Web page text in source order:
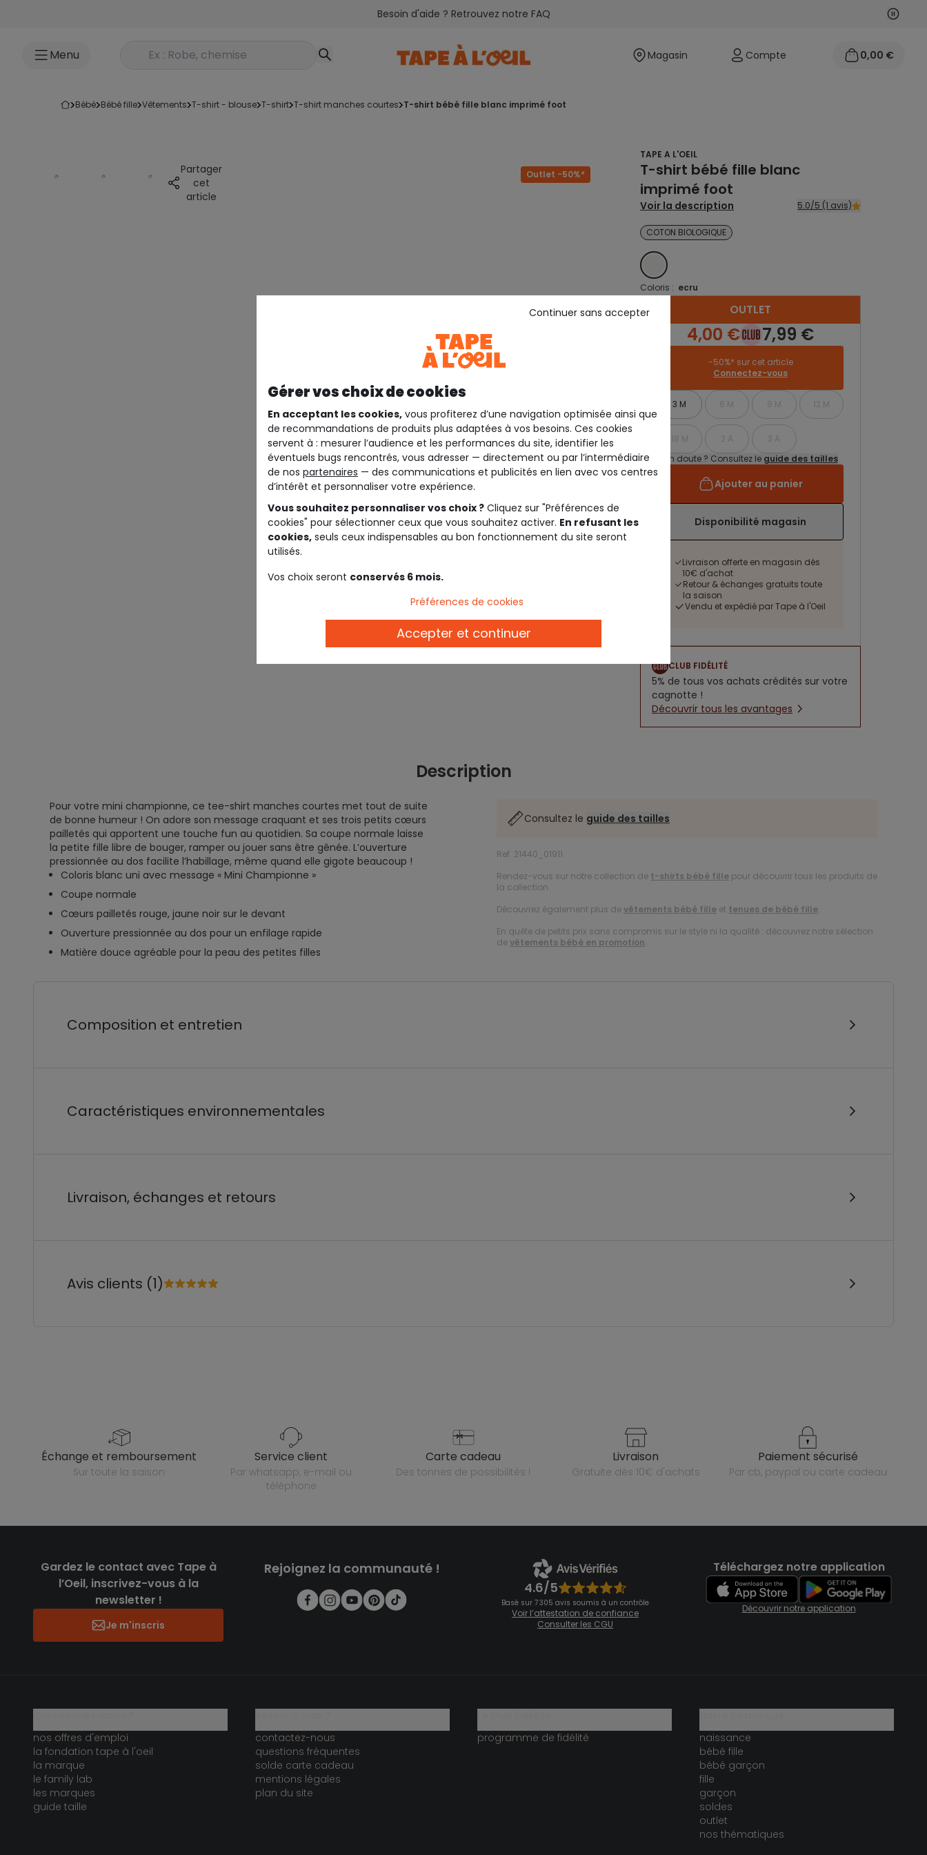
Besoin d'aide ? Retrouvez notre FAQ
Menu Rechercher un produit Magasin Compte 0,00 €
bébé bébé fille vêtements t-shirt - blouse t-shirt t-shirt manches courtes t-shirt bébé fille blanc imprimé foot
Partager
cet
article
Outlet -50%*
TAPE A L'OEIL
T-shirt bébé fille blanc
imprimé foot
Voir la description 5.0/5 (1 avis)
COTON BIOLOGIQUE
ECRU
Coloris : ecru
OUTLET
4,00 € 7,99 €
-50%* sur cet article
Connectez-vous
3 M 6 M 9 M 12 M
18 M 2 A
3 A
Un doute ? Consultez le guide des tailles
Ajouter au panier
Disponibilité magasin
Livraison offerte en magasin dès
10€ d'achat
Retour & échanges gratuits toute
la saison
Vendu et expédié par Tape à l'Oeil
CLUB FIDÉLITÉ
5% de tous vos achats crédités sur votre
cagnotte !
Découvrir tous les avantages
Description
Pour votre mini championne, ce tee-shirt manches courtes met tout de suite
de bonne humeur ! On adore son message craquant et ses trois petits cœurs
pailletés qui apportent une touche fun au quotidien. Sa coupe normale laisse
la petite fille libre de bouger, ramper ou jouer sans être gênée. L’ouverture
pressionnée au dos facilite l’habillage, même quand elle gigote beaucoup !
Coloris blanc uni avec message « Mini Championne »
Coupe normale
Cœurs pailletés rouge, jaune noir sur le devant
Ouverture pressionnée au dos pour un enfilage rapide
Matière douce agréable pour la peau des petites filles
Consultez le guide des tailles
Ref. 21440_01911
Rendez-vous sur notre collection de t-shirts bébé fille pour découvrir tous les produits de
la collection.
Découvrez également plus devêtements bébé fille et tenues de bébé fille.
En quête de petits prix sans compromis sur le style ni la qualité : découvrez notre sélection
devêtements bébé en promotion.
Composition et entretien
Caractéristiques environnementales
Livraison, échanges et retours
Avis clients (1)
échange et remboursement
sur toute la saison
service client
par whatsapp, e-mail ou
téléphone
carte cadeau
des tonnes de possibilités !
livraison
gratuite dès 10€ d'achats
paiement sécurisé
par cb, paypal ou carte cadeau
Gardez le contact avec Tape à
l’Oeil, inscrivez-vous à la
newsletter !
Je m'inscris
Rejoignez la communauté !
4.6/5
Basé sur 7 305 avis soumis à un contrôle
Voir l’attestation de confiance
Consulter les CGU
Téléchargez notre application
Découvrir notre application
nos offres d'emploi
la fondation tape à l'oeil
la marque
le family lab
les marques
guide taille
contactez-nous
questions fréquentes
solde carte cadeau
mentions légales
plan du site
programme de fidélité
naissance
bébé fille
bébé garçon
fille
garçon
soldes
outlet
nos thématiques
Gérer vos choix de cookies
En acceptant les cookies, vous profiterez d’une navigation optimisée ainsi que
de recommandations de produits plus adaptées à vos besoins. Ces cookies
servent à : mesurer l’audience et les performances du site, identifier les
éventuels bugs rencontrés, vous adresser — directement ou par l’intermédiaire
de nos partenaires — des communications et publicités en lien avec vos centres
d’intérêt et personnaliser votre expérience.
Vous souhaitez personnaliser vos choix ? Cliquez sur "Préférences de
cookies" pour sélectionner ceux que vous souhaitez activer. En refusant les
cookies, seuls ceux indispensables au bon fonctionnement du site seront
utilisés.
Vos choix seront conservés 6 mois.
Continuer sans accepter
Préférences de cookies
Accepter et continuer